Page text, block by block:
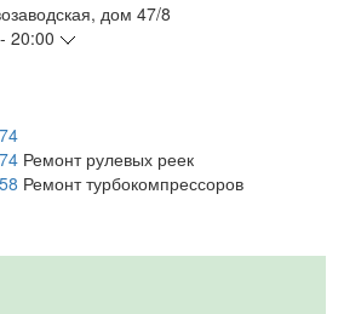
дом 47/8
20:00
Ремонт рулевых реек
Ремонт турбокомпрессоров